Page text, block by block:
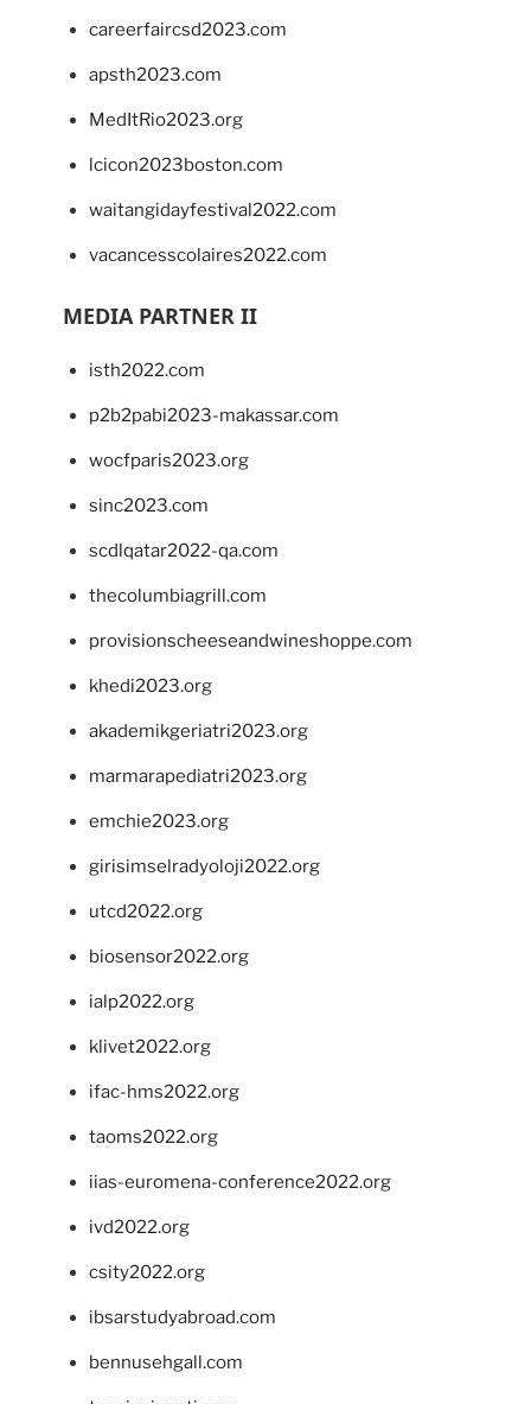
careerfaircsd2023.com
apsth2023.com
MedItRio2023.org
lcicon2023boston.com
waitangidayfestival2022.com
vacancesscolaires2022.com
MEDIA PARTNER II
isth2022.com
p2b2pabi2023-makassar.com
wocfparis2023.org
sinc2023.com
scdlqatar2022-qa.com
thecolumbiagrill.com
provisionscheeseandwineshoppe.com
khedi2023.org
akademikgeriatri2023.org
marmarapediatri2023.org
emchie2023.org
girisimselradyoloji2022.org
utcd2022.org
biosensor2022.org
ialp2022.org
klivet2022.org
ifac-hms2022.org
taoms2022.org
iias-euromena-conference2022.org
ivd2022.org
csity2022.org
ibsarstudyabroad.com
bennusehgall.com